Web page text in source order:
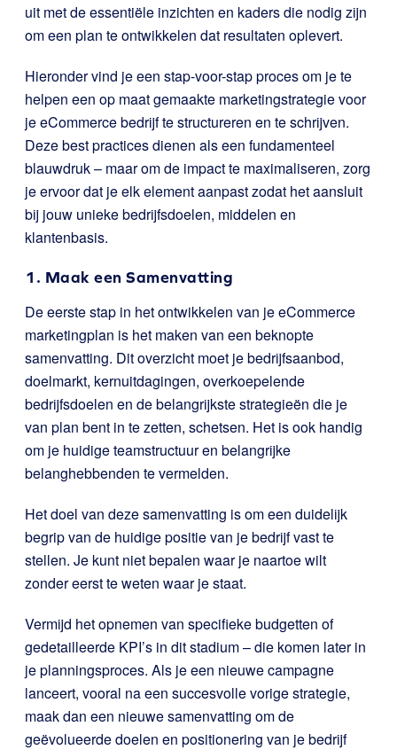
uit met de essentiële inzichten en kaders die nodig zijn
om een plan te ontwikkelen dat resultaten oplevert.
Hieronder vind je een stap-voor-stap proces om je te
helpen een op maat gemaakte marketingstrategie voor
je eCommerce bedrijf te structureren en te schrijven.
Deze best practices dienen als een fundamenteel
blauwdruk – maar om de impact te maximaliseren, zorg
je ervoor dat je elk element aanpast zodat het aansluit
bij jouw unieke bedrijfsdoelen, middelen en
klantenbasis.
1. Maak een Samenvatting
De eerste stap in het ontwikkelen van je eCommerce
marketingplan is het maken van een beknopte
samenvatting. Dit overzicht moet je bedrijfsaanbod,
doelmarkt, kernuitdagingen, overkoepelende
bedrijfsdoelen en de belangrijkste strategieën die je
van plan bent in te zetten, schetsen. Het is ook handig
om je huidige teamstructuur en belangrijke
belanghebbenden te vermelden.
Het doel van deze samenvatting is om een duidelijk
begrip van de huidige positie van je bedrijf vast te
stellen. Je kunt niet bepalen waar je naartoe wilt
zonder eerst te weten waar je staat.
Vermijd het opnemen van specifieke budgetten of
gedetailleerde KPI’s in dit stadium – die komen later in
je planningsproces. Als je een nieuwe campagne
lanceert, vooral na een succesvolle vorige strategie,
maak dan een nieuwe samenvatting om de
geëvolueerde doelen en positionering van je bedrijf